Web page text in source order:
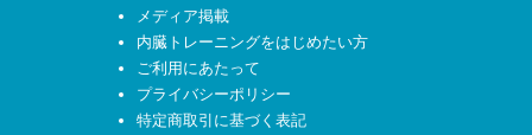
メディア掲載
内臓トレーニングをはじめたい方
ご利用にあたって
プライバシーポリシー
特定商取引に基づく表記